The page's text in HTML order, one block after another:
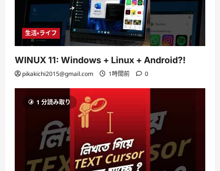
生活・ライフ
WINUX 11: Windows + Linux + Android?!
pikakichi2015@gmail.com 1時間前 0
1 分読み取り